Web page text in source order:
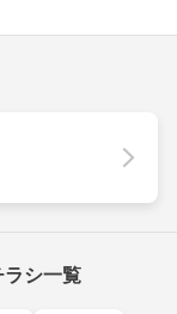
ラシ一覧